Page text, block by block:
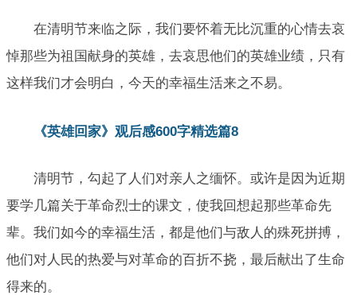
在清明节来临之际，我们要怀着无比沉重的心情去哀
悼那些为祖国献身的英雄，去哀思他们的英雄业绩，只有
这样我们才会明白，今天的幸福生活来之不易。
《英雄回家》观后感600字精选篇8
清明节，勾起了人们对亲人之缅怀。或许是因为近期
要学几篇关于革命烈士的课文，使我回想起那些革命先
辈。我们如今的幸福生活，都是他们与敌人的殊死拼搏，
他们对人民的热爱与对革命的百折不挠，最后献出了生命
得来的。